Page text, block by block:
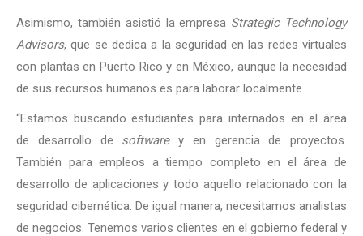
Asimismo, también asistió la empresa Strategic Technology
Advisors, que se dedica a la seguridad en las redes virtuales
con plantas en Puerto Rico y en México, aunque la necesidad
de sus recursos humanos es para laborar localmente.
“Estamos buscando estudiantes para internados en el área
de desarrollo de softwarey en gerencia de proyectos.
También para empleos a tiempo completo en el área de
desarrollo de aplicaciones y todo aquello relacionado con la
seguridad cibernética. De igual manera, necesitamos analistas
de negocios. Tenemos varios clientes en el gobierno federal y